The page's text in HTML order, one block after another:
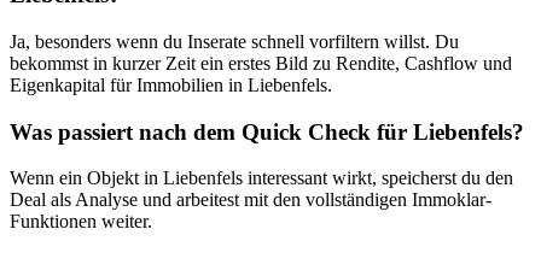
Ja, besonders wenn du Inserate schnell vorfiltern willst. Du
bekommst in kurzer Zeit ein erstes Bild zu Rendite, Cashflow und
Eigenkapital für Immobilien in Liebenfels.
Was passiert nach dem Quick Check für Liebenfels?
Wenn ein Objekt in Liebenfels interessant wirkt, speicherst du den
Deal als Analyse und arbeitest mit den vollständigen Immoklar-
Funktionen weiter.